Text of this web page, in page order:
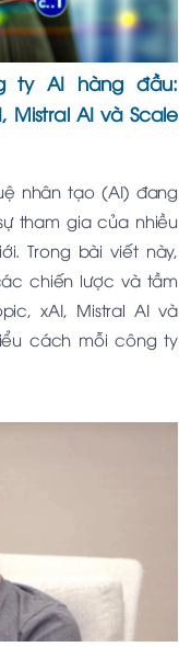
ty AI hàng đầu:
Mistral AI và Scale
nhân tạo (AI) đang
tham gia của nhiều
Trong bài viết này,
chiến lược và tầm
xAI, Mistral AI và
cách mỗi công ty